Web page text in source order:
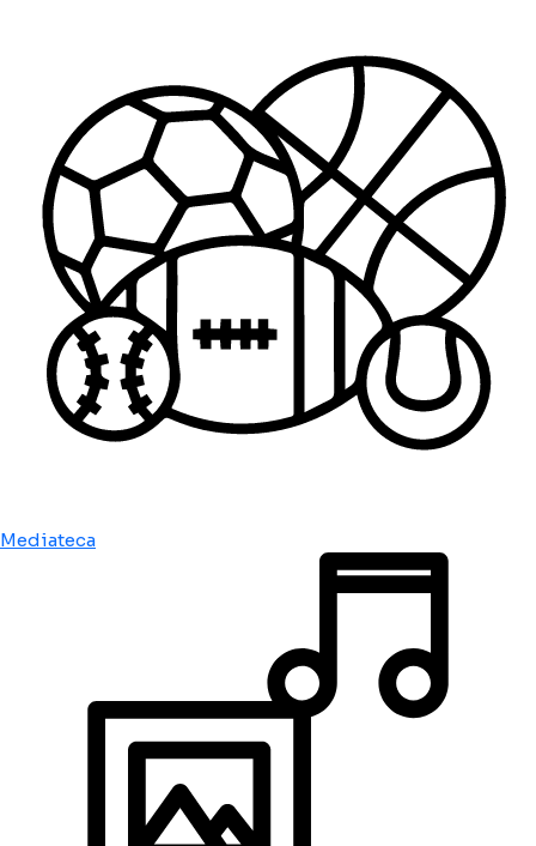
Mediateca